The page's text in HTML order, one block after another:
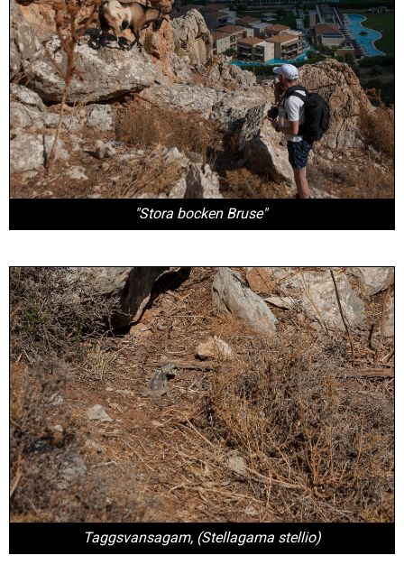
"Stora bocken Bruse"
Taggsvansagam, (Stellagama stellio)